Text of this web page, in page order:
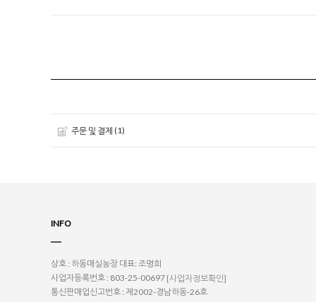
주문 및 결제 (1)
INFO
상호 : 하동매실농장 대표: 조명희
사업자등록번호 : 803-25-00697 [사업자정보확인]
통신판매업신고번호 : 제2002-경남하동-26호